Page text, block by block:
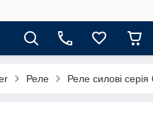
Реле Реле силові серія